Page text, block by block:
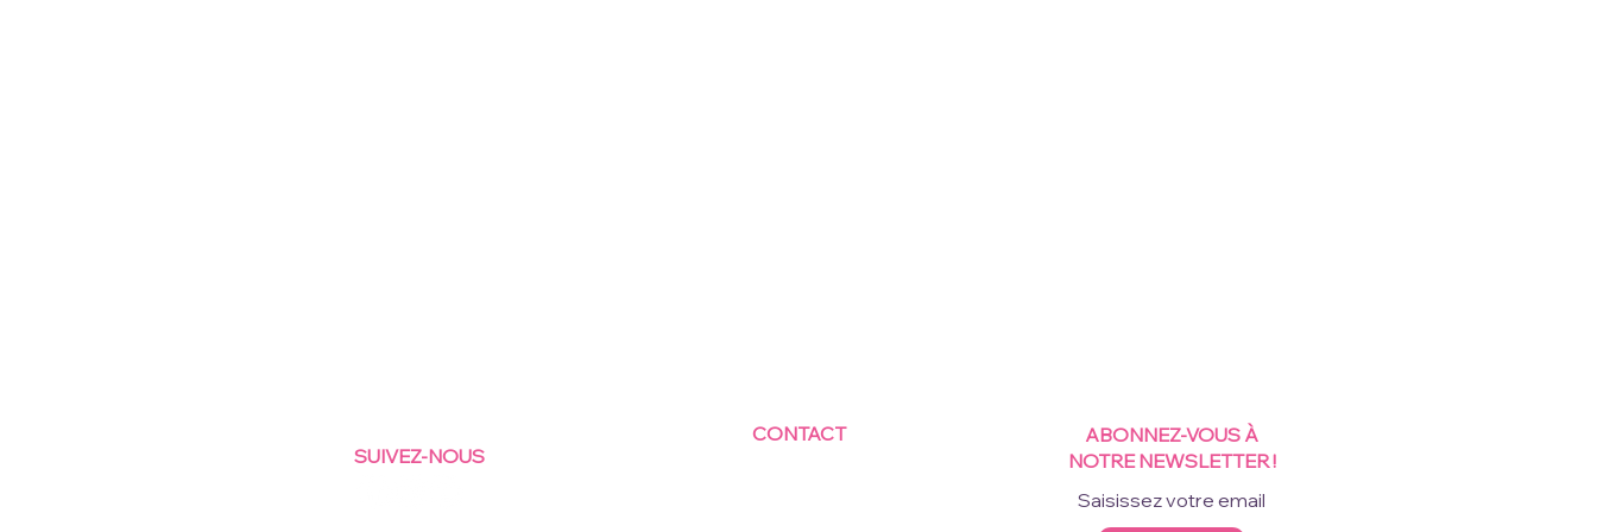
SUIVEZ-NOUS
CONTACT
ABONNEZ-VOUS À
NOTRE NEWSLETTER !